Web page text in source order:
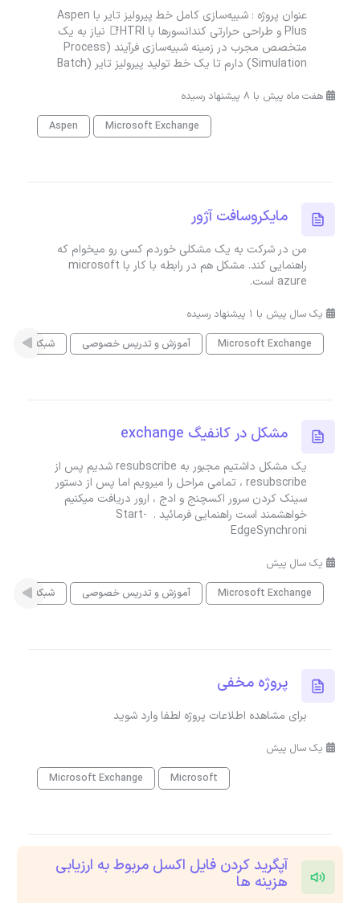
عنوان پروژه : شبیه‌سازی کامل خط پیرولیز تایر با Aspen
Plus و طراحی حرارتی کندانسورها با HTRI📑 نیاز به یک
متخصص مجرب در زمینه شبیه‌سازی فرآیند (Process
Simulation) دارم تا یک خط تولید پیرولیز تایر (Batch
هفت ماه پیش با 8 پیشنهاد رسیده
Microsoft Exchange
Aspen
مایکروسافت آژور
من در شرکت به یک مشکلی خوردم کسی رو میخوام که
راهنمایی کند. مشکل هم در رابطه با کار با microsoft
azure است.
یک سال پیش با 1 پیشنهاد رسیده
Microsoft Exchange
آموزش و تدریس خصوصی شبکه
مشکل در کانفیگ exchange
یک مشکل داشتیم مجبور به resubscribe شدیم پس از
resubscribe ، تمامی مراحل را میرویم اما پس از دستور
سینک کردن سرور اکسچنج و ادج ، ارور دریافت میکنیم
خواهشمند است راهنمایی فرمائید . Start-
EdgeSynchroni
یک سال پیش
Microsoft Exchange
آموزش و تدریس خصوصی شبکه
پروژه مخفی
برای مشاهده اطلاعات پروژه لطفا وارد شوید
یک سال پیش
Microsoft
Microsoft Exchange
آپگرید کردن فایل اکسل مربوط به ارزیابی
هزینه ها